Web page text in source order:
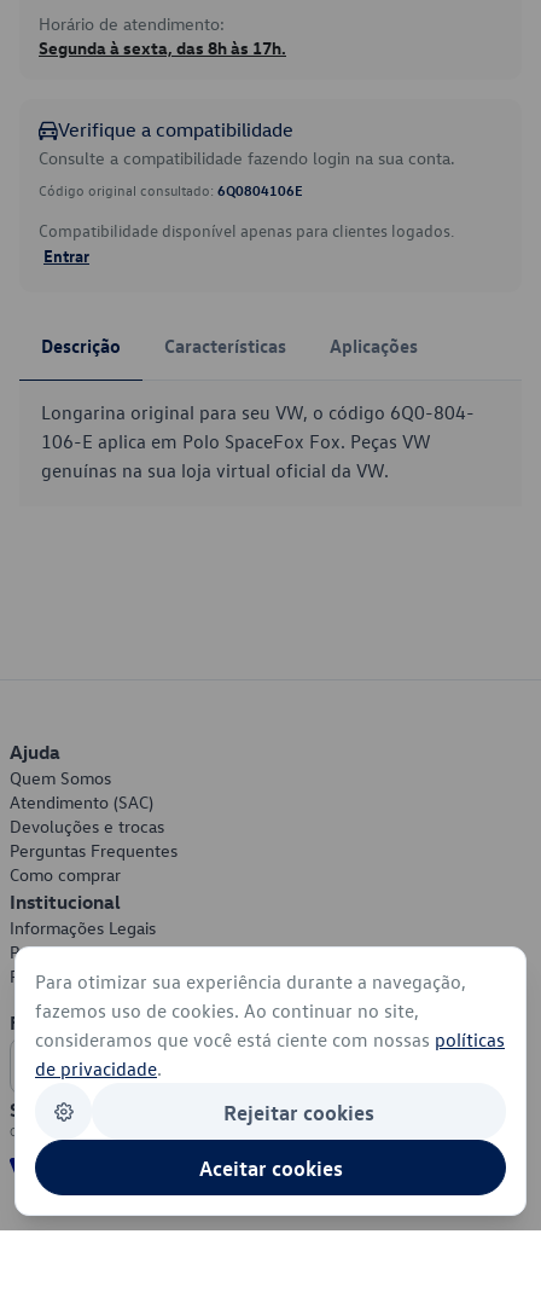
Horário de atendimento:
Segunda à sexta, das 8h às 17h.
Verifique a compatibilidade
Consulte a compatibilidade fazendo login na sua conta.
Código original consultado: 6Q0804106E
Compatibilidade disponível apenas para clientes logados.
Entrar
Descrição Características Aplicações
Longarina original para seu VW, o código 6Q0-804-
106-E aplica em Polo SpaceFox Fox. Peças VW
genuínas na sua loja virtual oficial da VW.
Ajuda
Quem Somos
Atendimento (SAC)
Devoluções e trocas
Perguntas Frequentes
Como comprar
Institucional
Informações Legais
Política de Privacidade
Política de Cookies
Formas de Pagamento
Segurança
Para otimizar sua experiência durante a navegação,
fazemos uso de cookies. Ao continuar no site,
consideramos que você está ciente com nossas políticas
de privacidade.
Rejeitar cookies
Aceitar cookies